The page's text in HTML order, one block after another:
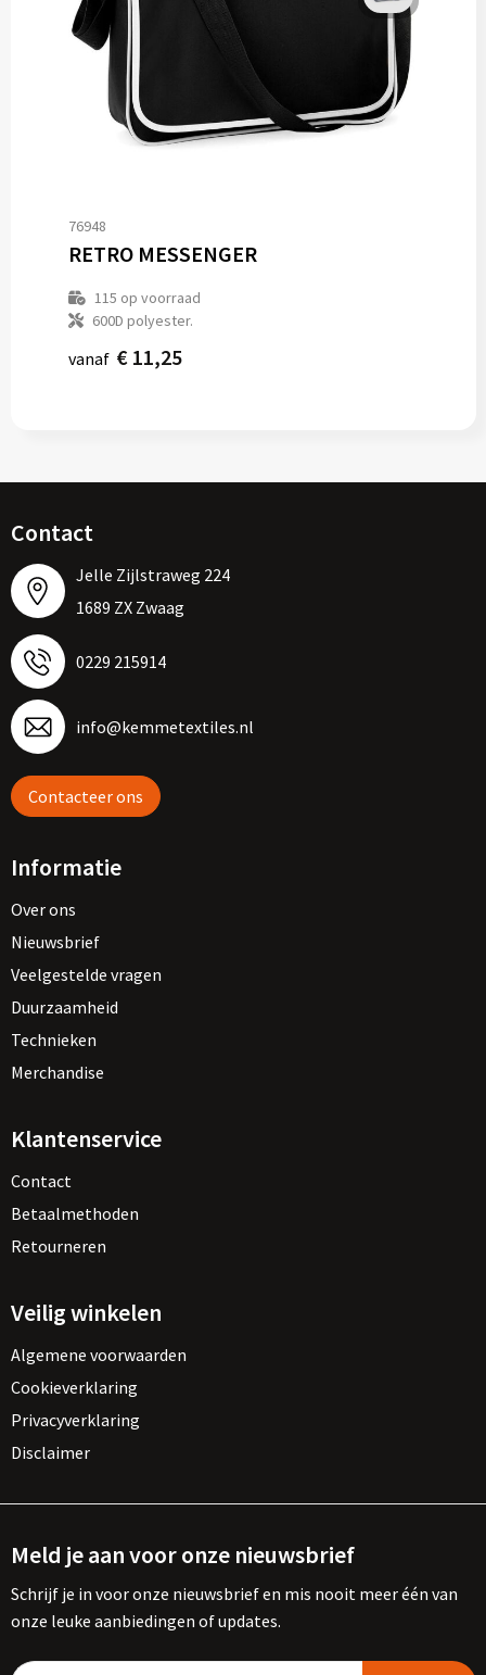
76948
RETRO MESSENGER
115 op voorraad
600D polyester.
vanaf € 11,25
Contact
Jelle Zijlstraweg 224
1689 ZX Zwaag
0229 215914
info@kemmetextiles.nl
Contacteer ons
Informatie
Over ons
Nieuwsbrief
Veelgestelde vragen
Duurzaamheid
Technieken
Merchandise
Klantenservice
Contact
Betaalmethoden
Retourneren
Veilig winkelen
Algemene voorwaarden
Cookieverklaring
Privacyverklaring
Disclaimer
Meld je aan voor onze nieuwsbrief
Schrijf je in voor onze nieuwsbrief en mis nooit meer één van
onze leuke aanbiedingen of updates.